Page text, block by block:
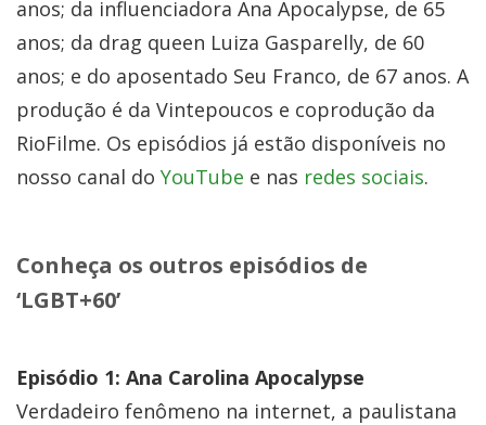
anos; da influenciadora Ana Apocalypse, de 65
anos; da drag queen Luiza Gasparelly, de 60
anos; e do aposentado Seu Franco, de 67 anos. A
produção é da Vintepoucos e coprodução da
RioFilme. Os episódios já estão disponíveis no
nosso canal do YouTube e nas redes sociais.
Conheça os outros episódios de
‘LGBT+60’
Episódio 1: Ana Carolina Apocalypse
Verdadeiro fenômeno na internet, a paulistana